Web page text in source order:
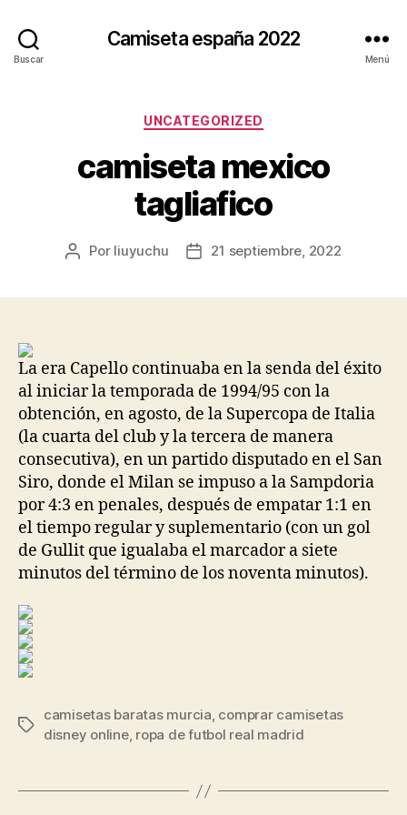
Buscar
Camiseta españa 2022
Menú
Categorías
UNCATEGORIZED
camiseta mexico
tagliafico
Autor
Por liuyuchu
Fecha21 septiembre, 2022
La era Capello continuaba en la senda del éxito
al iniciar la temporada de 1994/95 con la
obtención, en agosto, de la Supercopa de Italia
(la cuarta del club y la tercera de manera
consecutiva), en un partido disputado en el San
Siro, donde el Milan se impuso a la Sampdoria
por 4:3 en penales, después de empatar 1:1 en
el tiempo regular y suplementario (con un gol
de Gullit que igualaba el marcador a siete
minutos del término de los noventa minutos).
Etiquetas
camisetas baratas murcia, comprar camisetas
disney online, ropa de futbol real madrid